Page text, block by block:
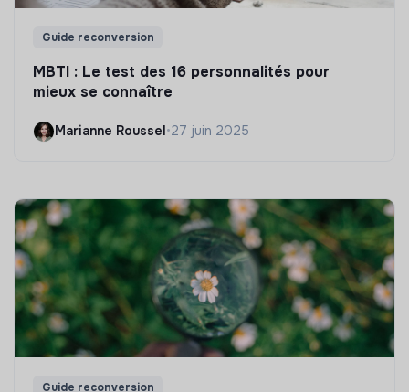
Guide reconversion
MBTI : Le test des 16 personnalités pour
mieux se connaître
Marianne Roussel •27 juin 2025
Guide reconversion